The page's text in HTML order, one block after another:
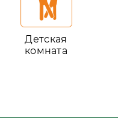
Детская
комната